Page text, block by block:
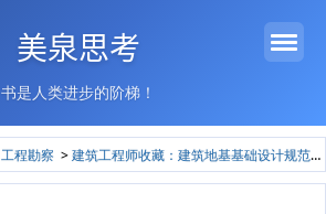
美泉思考
书是人类进步的阶梯！
工程勘察 >建筑工程师收藏：建筑地基基础设计规范（GB 50007-2011）摘要及全文下载